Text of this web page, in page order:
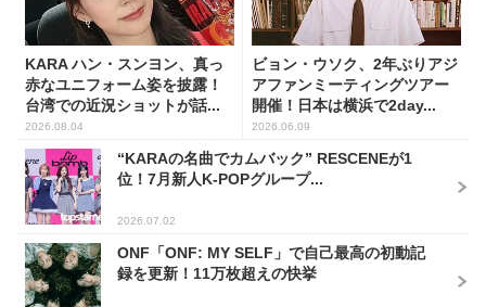
KARA ハン・スンヨン、真っ
赤なユニフォーム姿を披露！
台湾での近況ショットが話...
2026.08.04
ビョン・ウソク、2年ぶりアジ
アファンミーティングツアー
開催！日本は横浜で2day...
2026.06.09
“KARAの名曲でカムバック” RESCENEが1
位！7月新人K-POPグループ...
2026.07.02
ONF「ONF: MY SELF」で自己最高の初動記
録を更新！11万枚超えの快挙